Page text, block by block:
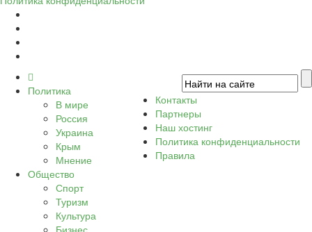
Политика
В мире
Россия
Украина
Крым
Мнение
Общество
Спорт
Туризм
Культура
Бизнес
Контакты
Партнеры
Наш хостинг
Политика конфиденциальности
Правила